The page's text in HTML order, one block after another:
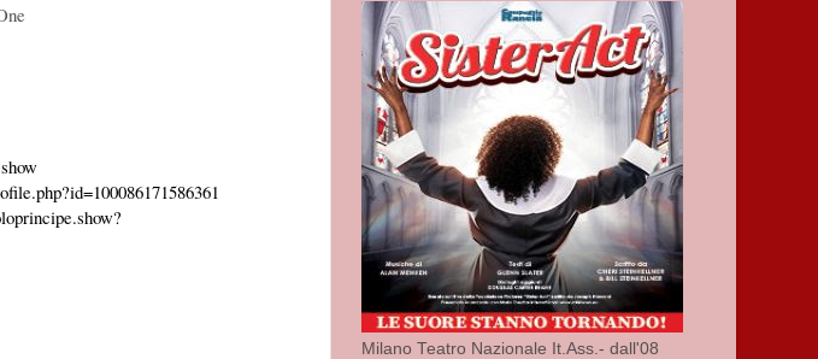
Milano Teatro Nazionale It.Ass.- dall'08